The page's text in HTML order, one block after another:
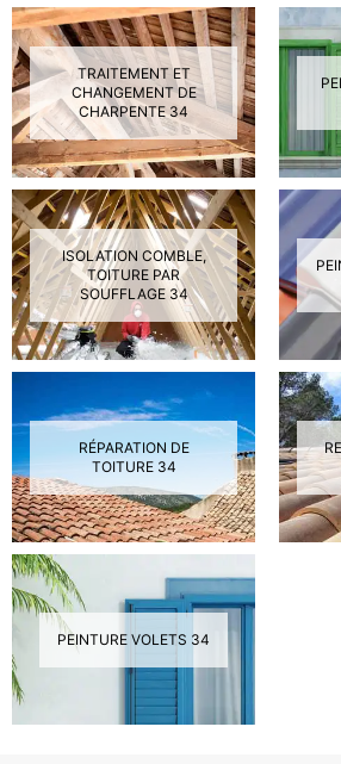
TRAITEMENT ET
CHANGEMENT DE
CHARPENTE 34
ISOLATION COMBLE,
TOITURE PAR
SOUFFLAGE 34
RÉPARATION DE
TOITURE 34
PEINTURE VOLETS 34